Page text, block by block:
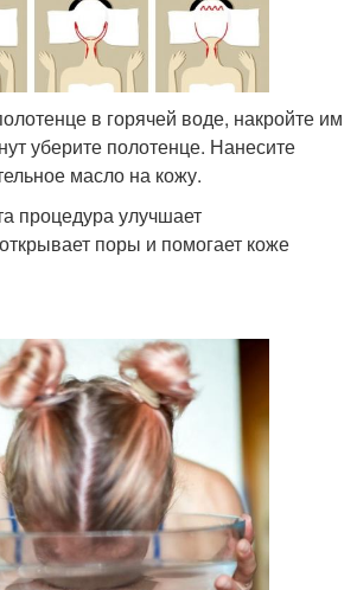
в горячей воде, накройте им
уберите полотенце. Нанесите
масло на кожу.
процедура улучшает
поры и помогает коже